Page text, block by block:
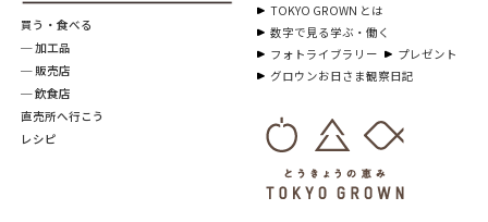
買う・食べる
─ 加工品
─ 販売店
─ 飲食店
直売所へ行こう
レシピ
TOKYO GROWN とは
数字で見る学ぶ・働く
フォトライブラリー
プレゼント
グロウンお日さま観察日記